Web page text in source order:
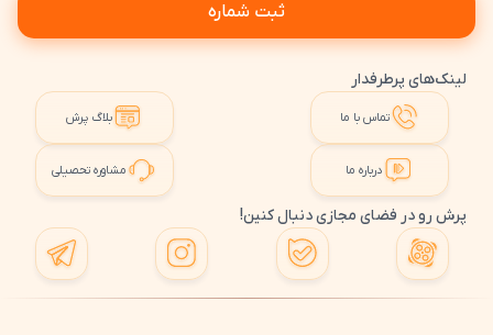
ثبت شماره
لینک‌های پرطرفدار
تماس با ما بلاگ پرش
درباره ما مشاوره تحصیلی
پرش رو در فضای مجازی دنبال کنین!